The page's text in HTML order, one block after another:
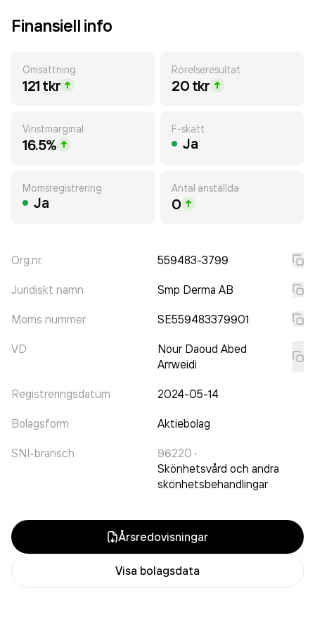
Finansiell info
Omsättning
121 tkr
Rörelseresultat
20 tkr
Vinstmarginal
16.5%
F-skatt
Ja
Momsregistrering
Ja
Antal anställda
0
Org.nr. 559483-3799
Juridiskt namn Smp Derma AB
Moms nummer SE559483379901
VD
Nour Daoud Abed
Arrweidi
Registreringsdatum 2024-05-14
Bolagsform Aktiebolag
SNI-bransch 96220 ·
Skönhetsvård och andra
skönhetsbehandlingar
Årsredovisningar
Visa bolagsdata